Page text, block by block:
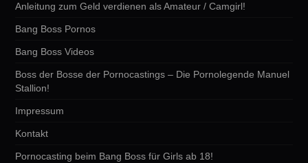
Anleitung zum Geld verdienen als Amateur / Camgirl!
Bang Boss Pornos
Bang Boss Videos
Boss der Bosse der Pornocastings – Die Pornolegende Manuel
Stallion!
Impressum
Kontakt
Pornocasting beim Bang Boss für Girls ab 18!